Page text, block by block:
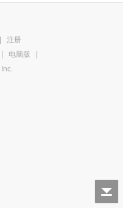
|
注册
| 电脑版
|